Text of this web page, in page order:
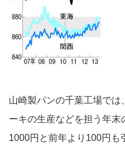
山崎製パンの千葉工場で
ーキの生産などを担う年末
1000円と前年より100円も